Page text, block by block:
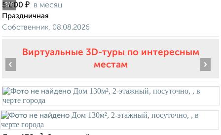
2/5
5 000 ₽ в месяц
Праздничная
Собственник, 08.08.2026
Виртуальные 3D-туры по интересным
местам
‹ ›